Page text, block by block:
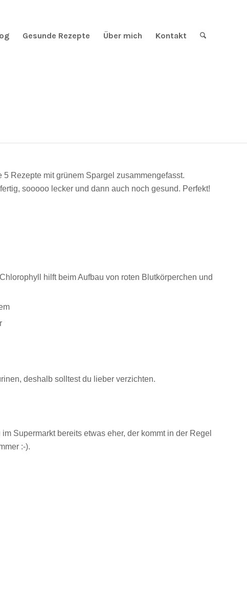
Gesunde Rezepte Über mich Kontakt
Rezepte mit grünem Spargel zusammengefasst.
sooooo lecker und dann auch noch gesund. Perfekt!
hilft beim Aufbau von roten Blutkörperchen und
deshalb solltest du lieber verzichten.
Supermarkt bereits etwas eher, der kommt in der Regel
:-).